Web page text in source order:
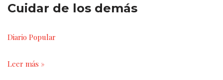
Cuidar de los demás
Diario Popular
Leer más »